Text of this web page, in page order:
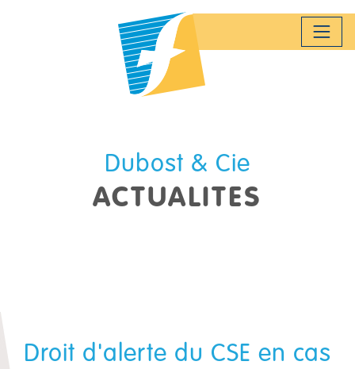
Dubost & Cie
ACTUALITES
Droit d'alerte du CSE en cas
Panneau de gestion des cookies